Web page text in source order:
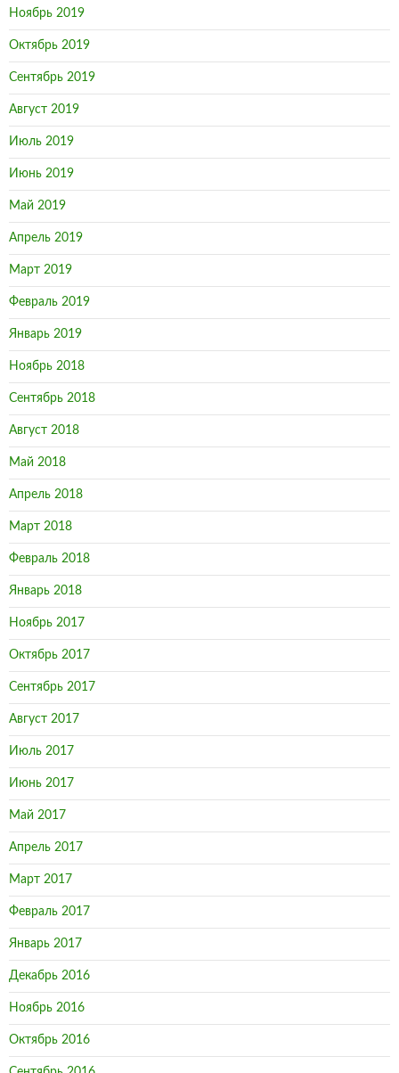
Ноябрь 2019
Октябрь 2019
Сентябрь 2019
Август 2019
Июль 2019
Июнь 2019
Май 2019
Апрель 2019
Март 2019
Февраль 2019
Январь 2019
Ноябрь 2018
Сентябрь 2018
Август 2018
Май 2018
Апрель 2018
Март 2018
Февраль 2018
Январь 2018
Ноябрь 2017
Октябрь 2017
Сентябрь 2017
Август 2017
Июль 2017
Июнь 2017
Май 2017
Апрель 2017
Март 2017
Февраль 2017
Январь 2017
Декабрь 2016
Ноябрь 2016
Октябрь 2016